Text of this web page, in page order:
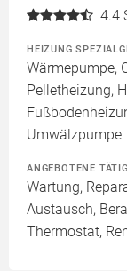
4.4
HEIZUNG
Wärmepumpe,
Pelletheizung,
Umwälzpumpe
ANGEBOTENE
Wartung,
Austausch,
Thermostat,